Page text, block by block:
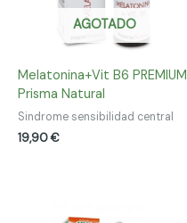
AGOTADO
Melatonina+Vit B6 PREMIUM
Prisma Natural
Sindrome sensibilidad central
19,90€